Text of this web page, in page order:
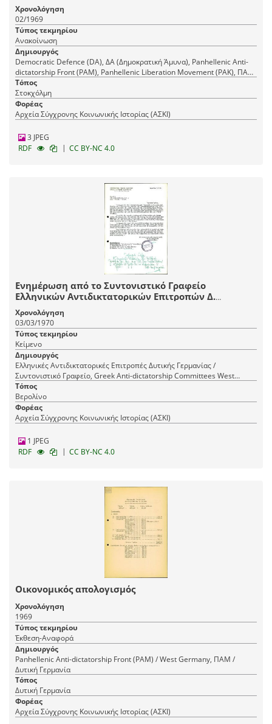
Χρονολόγηση
02/1969
Τύπος τεκμηρίου
Ανακοίνωση
Δημιουργός
Democratic Defence (DA), ΔΑ (Δημοκρατική Άμυνα), Panhellenic Anti-
dictatorship Front (PAM), Panhellenic Liberation Movement (PAK), ΠΑΚ
(Πανελλήνιο Απελευθερωτικό Κίνημα) : United Hellenic Front,
Πατριωτικό Αντιδικτατορικό Μέτωπο (ΠΑΜ)
Τόπος
Στοκχόλμη
Φορέας
Αρχεία Σύγχρονης Κοινωνικής Ιστορίας (ΑΣΚΙ)
3 JPEG
RDF
| CC BY-NC 4.0
Ενημέρωση από το Συντονιστικό Γραφείο
Ελληνικών Αντιδικτατορικών Επιτροπών Δ.
Γερμανίας
Χρονολόγηση
03/03/1970
Τύπος τεκμηρίου
Κείμενο
Δημιουργός
Ελληνικές Αντιδικτατορικές Επιτροπές Δυτικής Γερμανίας /
Συντονιστικό Γραφείο, Greek Anti-dictatorship Committees West
Germany / Co-ordinating Office
Τόπος
Βερολίνο
Φορέας
Αρχεία Σύγχρονης Κοινωνικής Ιστορίας (ΑΣΚΙ)
1 JPEG
RDF
| CC BY-NC 4.0
Οικονομικός απολογισμός
Χρονολόγηση
1969
Τύπος τεκμηρίου
Έκθεση-Αναφορά
Δημιουργός
Panhellenic Anti-dictatorship Front (PAM) / West Germany, ΠΑΜ /
Δυτική Γερμανία
Τόπος
Δυτική Γερμανία
Φορέας
Αρχεία Σύγχρονης Κοινωνικής Ιστορίας (ΑΣΚΙ)